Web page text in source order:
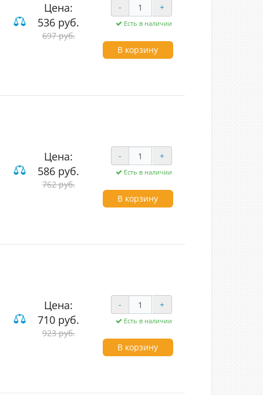
Цена:
536 руб.
697 руб.
- +
Есть в наличии
В корзину
Цена:
586 руб.
762 руб.
- +
Есть в наличии
В корзину
Цена:
710 руб.
923 руб.
- +
Есть в наличии
В корзину